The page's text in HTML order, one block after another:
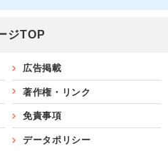
ジTOP
広告掲載
著作権・リンク
免責事項
データポリシー